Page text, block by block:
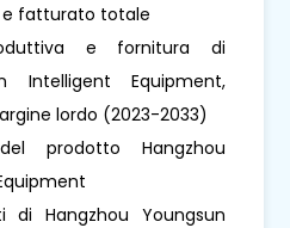
e fatturato totale
e fornitura di
Intelligent Equipment,
lordo (2023-2033)
prodotto Hangzhou
di Hangzhou Youngsun